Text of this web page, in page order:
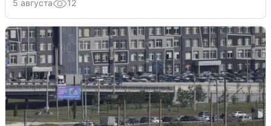
5 августа 12